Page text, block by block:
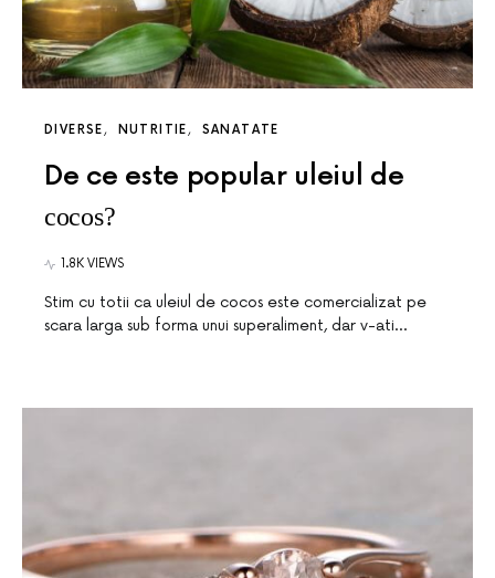
DIVERSE NUTRITIE SANATATE
De ce este popular uleiul de
cocos?
1.8K VIEWS
Stim cu totii ca uleiul de cocos este comercializat pe
scara larga sub forma unui superaliment, dar v-ati…